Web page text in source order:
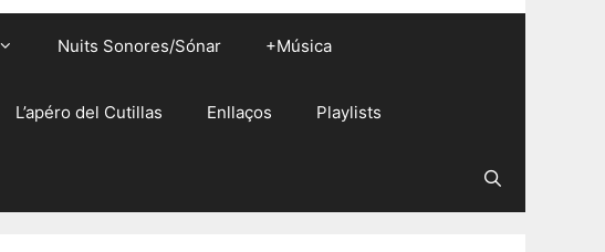
Nuits Sonores/Sónar +Música
L’apéro del Cutillas Enllaços Playlists